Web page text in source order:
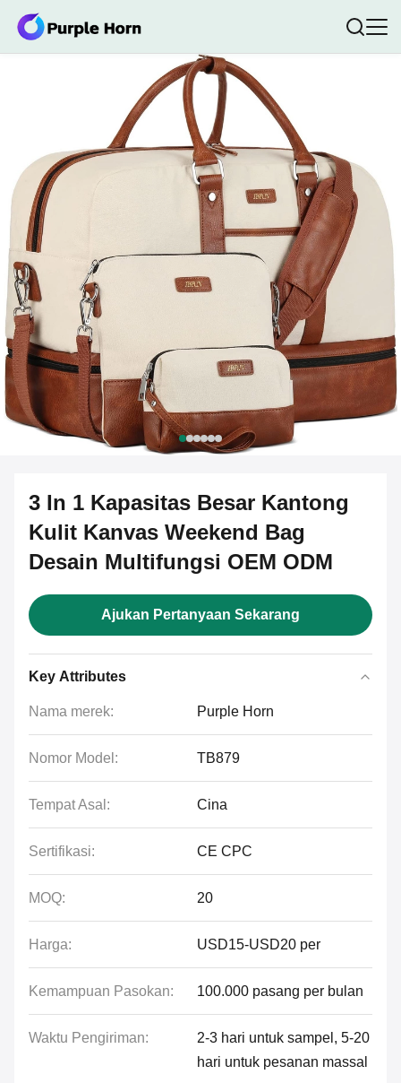
3 In 1 Kapasitas Besar Kantong
Kulit Kanvas Weekend Bag
Desain Multifungsi OEM ODM
Ajukan Pertanyaan Sekarang
Key Attributes
Nama merek: Purple Horn
Nomor Model: TB879
Tempat Asal: Cina
Sertifikasi: CE CPC
MOQ: 20
Harga: USD15-USD20 per
Kemampuan Pasokan: 100.000 pasang per bulan
Waktu Pengiriman:
2-3 hari untuk sampel, 5-20
hari untuk pesanan massal